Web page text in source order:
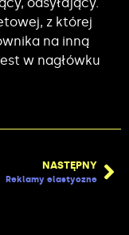
z której
na inną
w nagłówku
NASTĘPNY
Reklamy elastyczne